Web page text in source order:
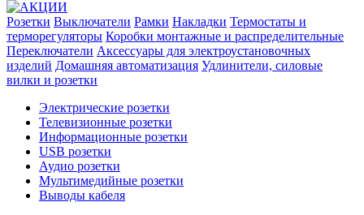
Розетки Выключатели Рамки Накладки Термостаты и
терморегуляторы Коробки монтажные и распределительные
Переключатели Аксессуары для электроустановочных
изделий Домашняя автоматизация Удлинители, силовые
вилки и розетки
Электрические розетки
Телевизионные розетки
Информационные розетки
USB розетки
Аудио розетки
Мультимедийные розетки
Выводы кабеля